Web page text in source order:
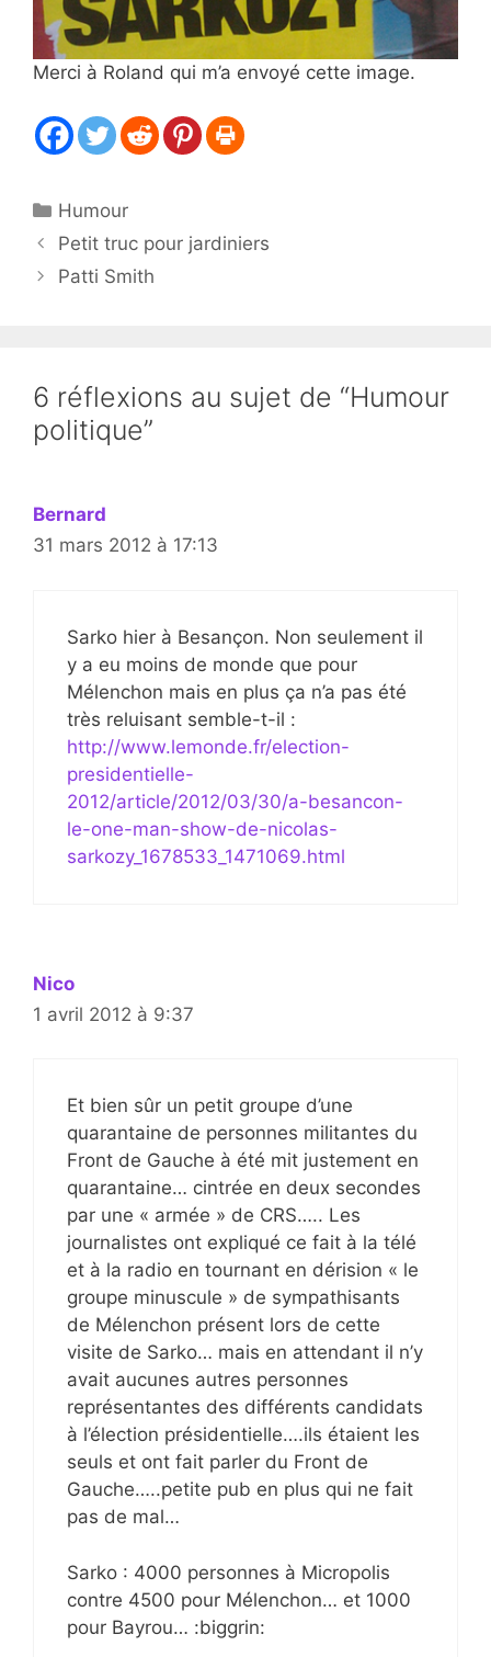
Merci à Roland qui m’a envoyé cette image.
Catégories
Humour
Petit truc pour jardiniers
Patti Smith
6 réflexions au sujet de “Humour
politique”
Bernard
31 mars 2012 à 17:13
Sarko hier à Besançon. Non seulement il
y a eu moins de monde que pour
Mélenchon mais en plus ça n’a pas été
très reluisant semble-t-il :
http://www.lemonde.fr/election-
presidentielle-
2012/article/2012/03/30/a-besancon-
le-one-man-show-de-nicolas-
sarkozy_1678533_1471069.html
Nico
1 avril 2012 à 9:37
Et bien sûr un petit groupe d’une
quarantaine de personnes militantes du
Front de Gauche à été mit justement en
quarantaine… cintrée en deux secondes
par une « armée » de CRS….. Les
journalistes ont expliqué ce fait à la télé
et à la radio en tournant en dérision « le
groupe minuscule » de sympathisants
de Mélenchon présent lors de cette
visite de Sarko… mais en attendant il n’y
avait aucunes autres personnes
représentantes des différents candidats
à l’élection présidentielle….ils étaient les
seuls et ont fait parler du Front de
Gauche…..petite pub en plus qui ne fait
pas de mal…
Sarko : 4000 personnes à Micropolis
contre 4500 pour Mélenchon… et 1000
pour Bayrou… :biggrin: